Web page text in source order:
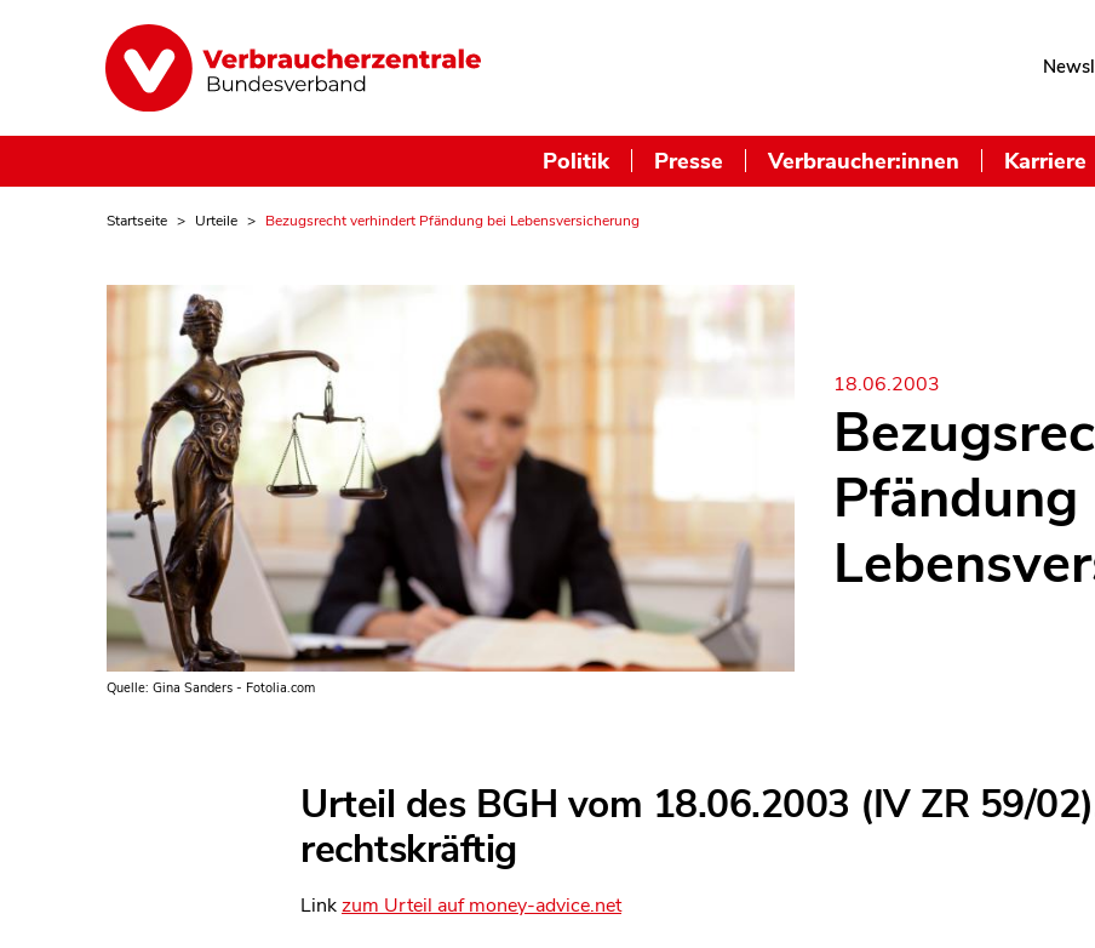
Politik Presse Verbraucher:innen Karriere
Startseite Urteile Bezugsrecht verhindert Pfändung bei Lebensversicherung
Quelle: Gina Sanders - Fotolia.com
18.06.2003
Pfändung
Urteil des BGH vom 18.06.2003 (IV ZR 59/
rechtskräftig
Linkzum Urteil auf money-advice.net